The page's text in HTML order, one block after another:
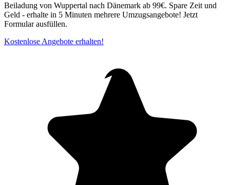
Beiladung von Wuppertal⁠ nach Dänemark ab 99€. Spare Zeit und
Geld - erhalte in 5 Minuten mehrere Umzugsangebote! Jetzt
Formular ausfüllen.
Kostenlose Angebote erhalten!